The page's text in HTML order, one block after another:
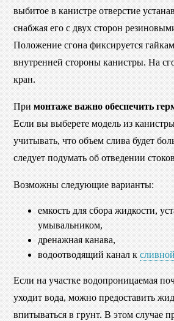
выбитое в канистре отверстие
снабжая его с двух сторон
Положение сгона фиксируется
внутренней стороны канистры. На
кран.
При монтаже важно обеспечить
Если вы выберете модель из
учитывать, что объем слива будет
следует подумать об отведении
Возможны следующие варианты:
емкость для сбора жидкости,
умывальником,
дренажная канава,
водоотводящий канал к
Если на участке водопроницаемая
уходит вода, можно предоставить
впитываться в грунт. В этом случае